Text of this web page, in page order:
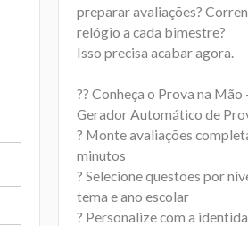
preparar avaliações?
relógio a cada bimestre?
Isso precisa acabar agora.
?? Conheça o Prova na
Gerador Automático de
? Monte avaliações
minutos
? Selecione questões por
tema e ano escolar
? Personalize com a